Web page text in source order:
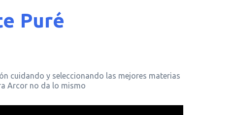
Puré
cuidando y seleccionando las mejores materias
Arcor no da lo mismo